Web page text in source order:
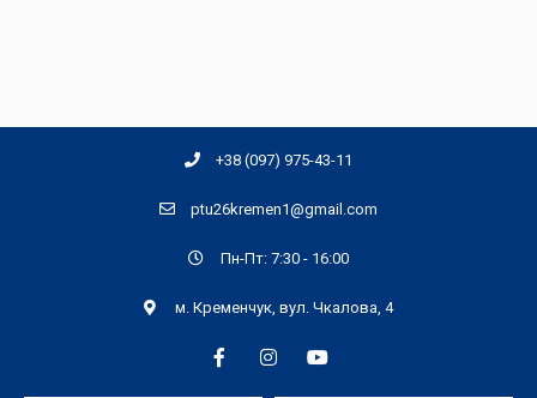
+38 (097) 975-43-11
ptu26kremen1@gmail.com
Пн-Пт: 7:30 - 16:00
м. Кременчук, вул. Чкалова, 4